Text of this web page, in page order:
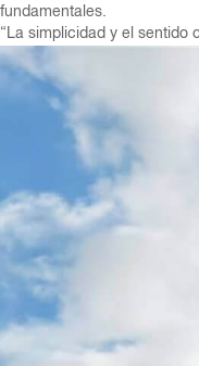
fundamentales.
“La simplicidad y el sentido